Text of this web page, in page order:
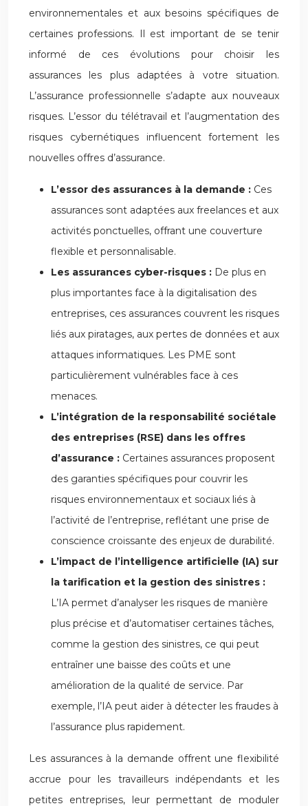
environnementales et aux besoins spécifiques de
certaines professions. Il est important de se tenir
informé de ces évolutions pour choisir les
assurances les plus adaptées à votre situation.
L’assurance professionnelle s’adapte aux nouveaux
risques. L’essor du télétravail et l’augmentation des
risques cybernétiques influencent fortement les
nouvelles offres d’assurance.
L’essor des assurances à la demande : Ces
assurances sont adaptées aux freelances et aux
activités ponctuelles, offrant une couverture
flexible et personnalisable.
Les assurances cyber-risques : De plus en
plus importantes face à la digitalisation des
entreprises, ces assurances couvrent les risques
liés aux piratages, aux pertes de données et aux
attaques informatiques. Les PME sont
particulièrement vulnérables face à ces
menaces.
L’intégration de la responsabilité sociétale
des entreprises (RSE) dans les offres
d’assurance : Certaines assurances proposent
des garanties spécifiques pour couvrir les
risques environnementaux et sociaux liés à
l’activité de l’entreprise, reflétant une prise de
conscience croissante des enjeux de durabilité.
L’impact de l’intelligence artificielle (IA) sur
la tarification et la gestion des sinistres :
L’IA permet d’analyser les risques de manière
plus précise et d’automatiser certaines tâches,
comme la gestion des sinistres, ce qui peut
entraîner une baisse des coûts et une
amélioration de la qualité de service. Par
exemple, l’IA peut aider à détecter les fraudes à
l’assurance plus rapidement.
Les assurances à la demande offrent une flexibilité
accrue pour les travailleurs indépendants et les
petites entreprises, leur permettant de moduler